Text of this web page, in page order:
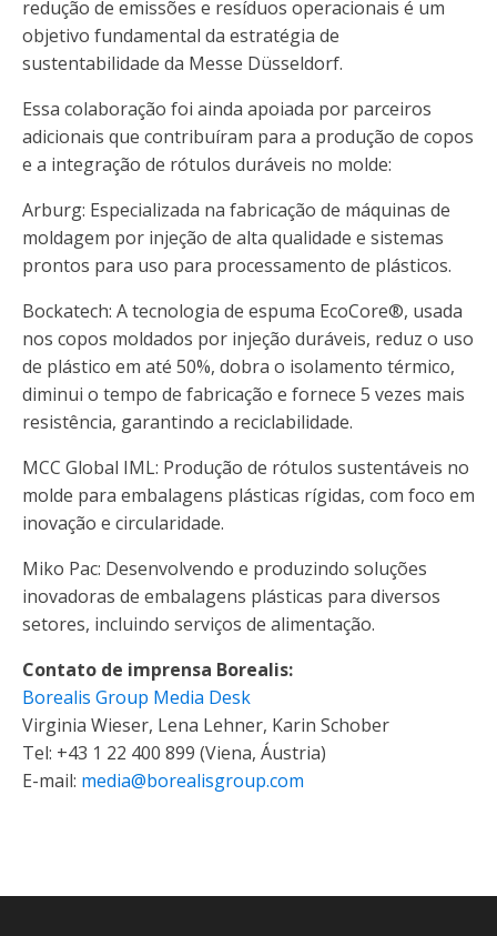
redução de emissões e resíduos operacionais é um
objetivo fundamental da estratégia de
sustentabilidade da Messe Düsseldorf.
Essa colaboração foi ainda apoiada por parceiros
adicionais que contribuíram para a produção de copos
e a integração de rótulos duráveis ​​no molde:
Arburg: Especializada na fabricação de máquinas de
moldagem por injeção de alta qualidade e sistemas
prontos para uso para processamento de plásticos.
Bockatech: A tecnologia de espuma EcoCore®, usada
nos copos moldados por injeção duráveis, reduz o uso
de plástico em até 50%, dobra o isolamento térmico,
diminui o tempo de fabricação e fornece 5 vezes mais
resistência, garantindo a reciclabilidade.
MCC Global IML: Produção de rótulos sustentáveis ​​no
molde para embalagens plásticas rígidas, com foco em
inovação e circularidade.
Miko Pac: Desenvolvendo e produzindo soluções
inovadoras de embalagens plásticas para diversos
setores, incluindo serviços de alimentação.
Contato de imprensa Borealis:
Borealis Group Media Desk
Virginia Wieser, Lena Lehner, Karin Schober
Tel: +43 1 22 400 899 (Viena, Áustria)
E-mail: media@borealisgroup.com